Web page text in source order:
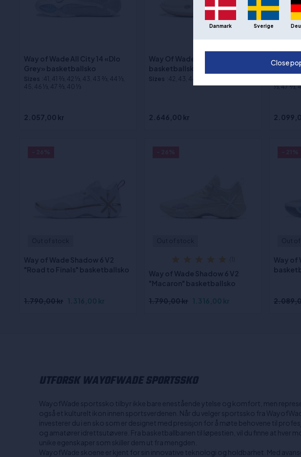
Way of Wade All City 14 «Dlo
Grey» basketballsko
Sizes :41, 41 2⁄3, 42 1⁄3, 43, 43 2⁄3, 44 1⁄3,
45, 46 1⁄3, 47 2⁄3, 40 1⁄3
2.057,00 kr
Way Of Wade 11 "Restage"
basketballsko
Sizes :42, 43, 44, 45, 43 ½
2.646,00 kr
Way of
1⁄3, 47 2⁄3,
Way of Wade Shadow 6 V2
"Road to Finals" basketballsko
1.790,00 kr 1.316,00 kr
Way of Wade Shadow 6 V2
"Macaron" basketballsko
1.790,00 kr 1.316,00 kr
Way of
UTFORSK WAYOFWADE SPORTSSKO
WayofWade sportssko tilbyr ikke bare enestående ytelse og komfort, men
også et kulturelt ikon innen sportsverdenen. Når du velger sportssko fra
investerer du i en sko som er designet med presisjon for å møte behovene til
og amatører idrettsutøvere. Fra basketballbanen til løpestien, vil du finne at hver
unike egenskaper som skiller dem ut fra mengden.
WayofWade skoene er kjent for sin innovative teknologi og holdbarhet. Med
Danmark Sverige
Close